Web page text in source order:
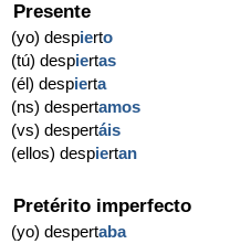
Presente
(yo) despierto
(tú) despiertas
(él) despierta
(ns) despertamos
(vs) despertáis
(ellos) despiertan
Pretérito imperfecto
(yo) despertaba